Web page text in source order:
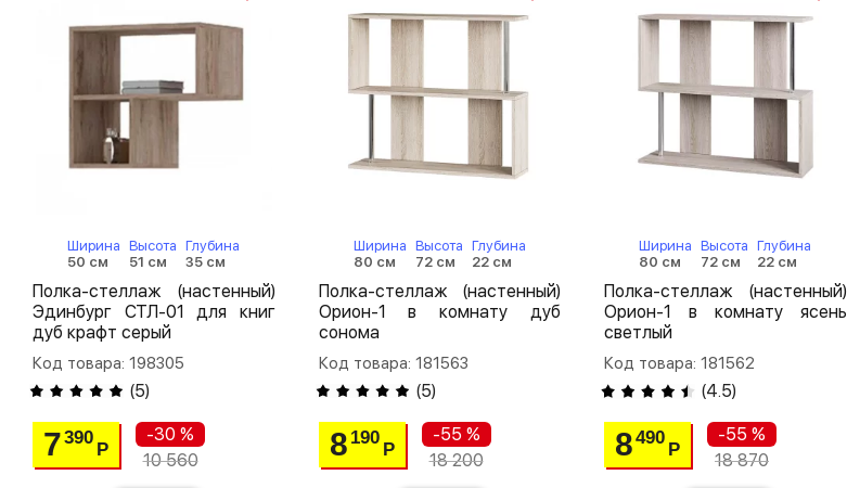
Ширина
50 см
Высота
51 см
Глубина
35 см
Полка-стеллаж (настенный)
Эдинбург СТЛ-01 для книг
дуб крафт серый
Код товара: 198305
(5)
7390
Р
-30 %
10 560
Ширина
80 см
Высота
72 см
Глубина
22 см
Полка-стеллаж (настенный)
Орион-1 в комнату дуб
сонома
Код товара: 181563
(5)
8 190
Р
-55 %
18 200
Ширина
80 см
Высота
72 см
Глубина
22 см
Полка-стеллаж (настенный)
Орион-1 в комнату ясень
светлый
Код товара: 181562
(4.5)
8490
Р
-55 %
18 870